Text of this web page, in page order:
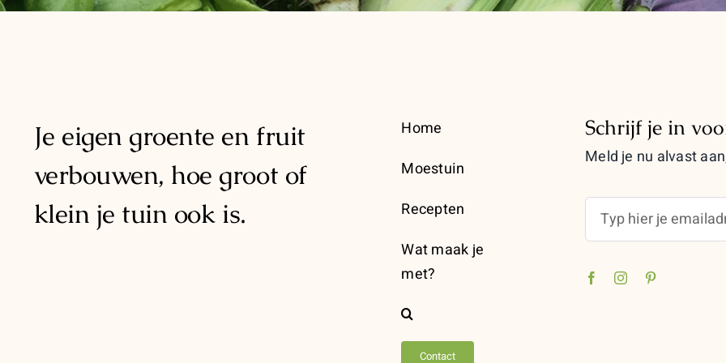
Je eigen groente en fruit
verbouwen, hoe groot of
klein je tuin ook is.
Home
Moestuin
Recepten
Wat maak je
met?
Contact
Schrijf je in
Meld je nu alvast